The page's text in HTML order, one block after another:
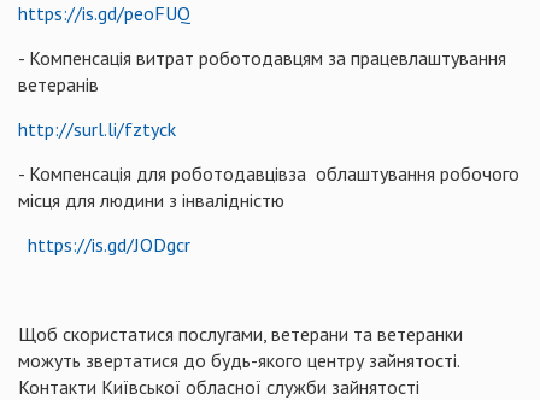
https://is.gd/peoFUQ
- Компенсація витрат роботодавцям за працевлаштування
ветеранів
http://surl.li/fztyck
- Компенсація для роботодавцівза облаштування робочого
місця для людини з інвалідністю
https://is.gd/JODgcr
Щоб скористатися послугами, ветерани та ветеранки
можуть звертатися до будь-якого центру зайнятості.
Контакти Київської обласної служби зайнятості